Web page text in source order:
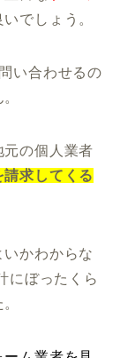
でしょう。
い合わせるの
の個人業者
求してくる
かわからな
にぼったくら